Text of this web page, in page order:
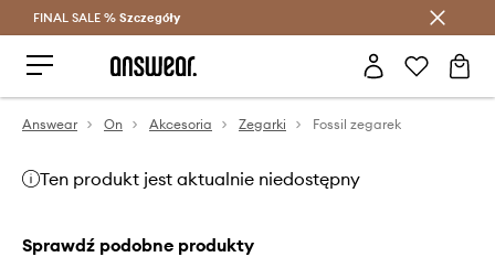
Oszczędzaj z Answear Club >
FINAL SALE % Szczegóły
Answear On Akcesoria Zegarki Fossil zegarek
Ten produkt jest aktualnie niedostępny
Sprawdź podobne produkty